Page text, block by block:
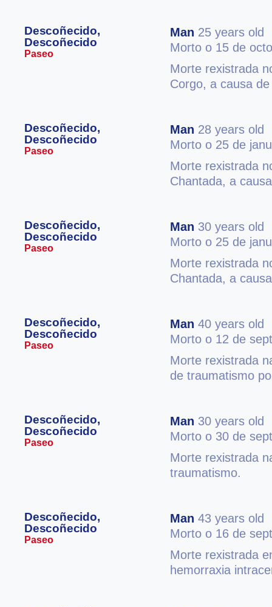
Descoñecido,
Descoñecido
Paseo
Man 25 years old
Morto o 15 de
Morte rexistrada
Corgo, a causa
Descoñecido,
Descoñecido
Paseo
Man 28 years old
Morto o 25 de
Morte rexistrada
Chantada, a
Descoñecido,
Descoñecido
Paseo
Man 30 years old
Morto o 25 de
Morte rexistrada
Chantada, a
Descoñecido,
Descoñecido
Paseo
Man 40 years old
Morto o 12 de
Morte rexistrada
de traumatismo
Descoñecido,
Descoñecido
Paseo
Man 30 years old
Morto o 30 de
Morte rexistrada
traumatismo.
Descoñecido,
Descoñecido
Paseo
Man 43 years old
Morto o 16 de
Morte rexistrada
hemorraxia